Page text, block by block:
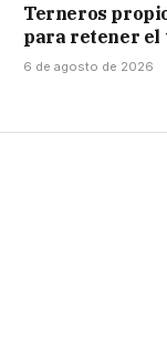
Terneros
para retener el
6 de agosto de 2026